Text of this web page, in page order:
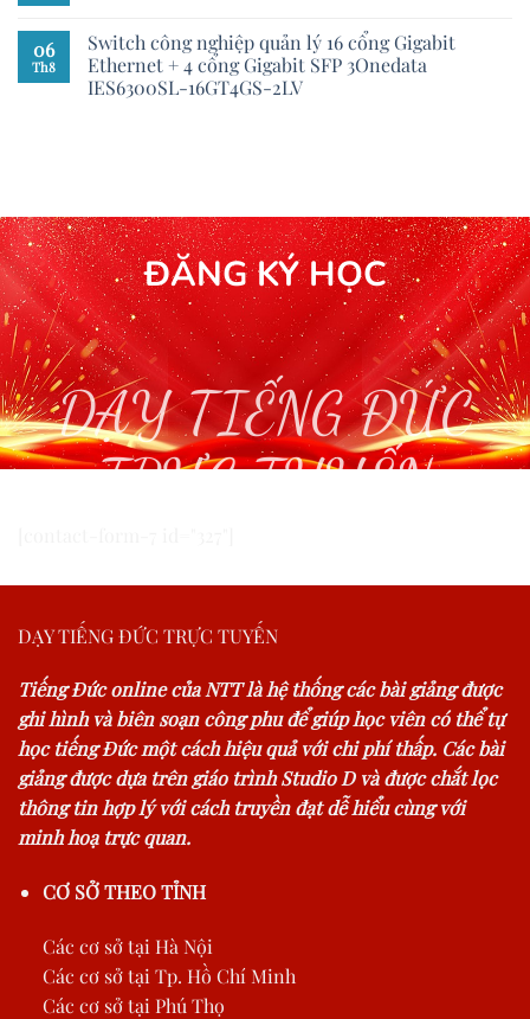
06
Th8
Switch công nghiệp quản lý 16 cổng Gigabit
Ethernet + 4 cổng Gigabit SFP 3Onedata
IES6300SL-16GT4GS-2LV
ĐĂNG KÝ HỌC
DẠY TIẾNG ĐỨC
TRỰC TUYẾN
DẠY TIẾNG ĐỨC TRỰC TUYẾN
Tiếng Đức online của NTT là hệ thống các bài giảng được
ghi hình và biên soạn công phu để giúp học viên có thể tự
học tiếng Đức một cách hiệu quả với chi phí thấp. Các bài
giảng được dựa trên giáo trình Studio D và được chắt lọc
thông tin hợp lý với cách truyền đạt dễ hiểu cùng với
minh hoạ trực quan.
CƠ SỞ THEO TỈNH
Các cơ sở tại Hà Nội
Các cơ sở tại Tp. Hồ Chí Minh
Các cơ sở tại Phú Thọ